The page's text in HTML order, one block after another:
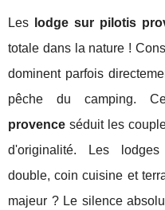
Les lodge sur pilotis
totale dans la nature !
dominent parfois
pêche du camping.
provence séduit les
d'originalité. Les
double, coin cuisine et
majeur ? Le silence